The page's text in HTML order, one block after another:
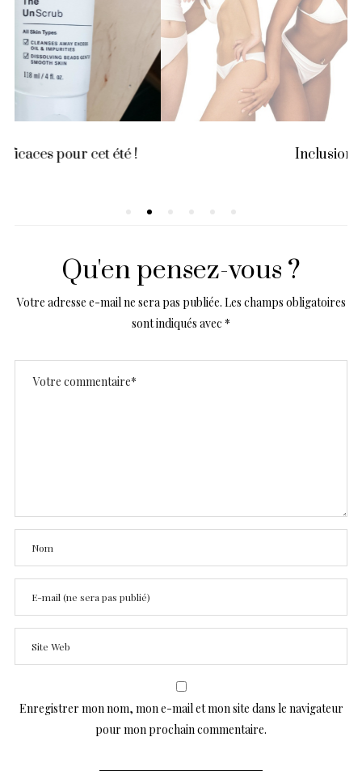
Qu'en pensez-vous ?
Votre adresse e-mail ne sera pas publiée. Les champs obligatoires
sont indiqués avec *
Enregistrer mon nom, mon e-mail et mon site dans le navigateur
pour mon prochain commentaire.